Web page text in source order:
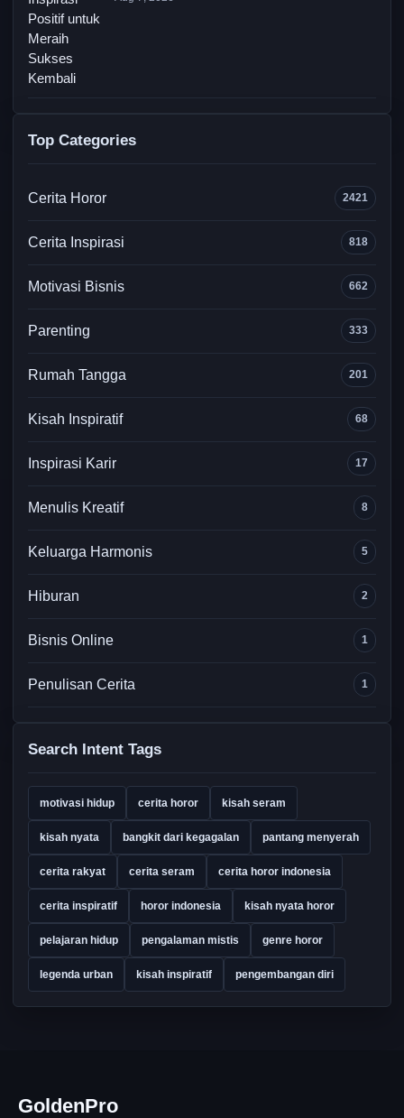
Top Categories
Cerita Horor 2421
Cerita Inspirasi 818
Motivasi Bisnis 662
Parenting 333
Rumah Tangga 201
Kisah Inspiratif 68
Inspirasi Karir 17
Menulis Kreatif 8
Keluarga Harmonis 5
Hiburan 2
Bisnis Online 1
Penulisan Cerita 1
Search Intent Tags
motivasi hidup cerita horor kisah seram
kisah nyata bangkit dari kegagalan pantang menyerah
cerita rakyat cerita seram cerita horor indonesia
cerita inspiratif horor indonesia kisah nyata horor
pelajaran hidup pengalaman mistis genre horor
legenda urban kisah inspiratif pengembangan diri
GoldenPro